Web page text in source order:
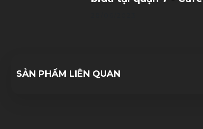
SẢN PHẨM LIÊN QUAN